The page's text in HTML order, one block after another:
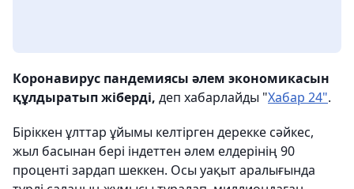
Коронавирус пандемиясы әлем экономикасын
құлдыратып жіберді, деп хабарлайды "Хабар 24".
Біріккен ұлттар ұйымы келтірген дерекке сәйкес,
жыл басынан бері індеттен әлем елдерінің 90
проценті зардап шеккен. Осы уақыт аралығында